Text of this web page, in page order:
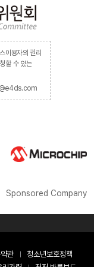
이용자의 권리
할 수 있는
Sponsored Company
관
청소년보호정책